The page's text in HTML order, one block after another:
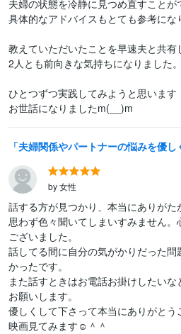
夫婦の状態を冷静に見つめ直すことが
具体的なアドバイスもとても参考にな
教えていただいたことを早速夫と共有
2人とも前向きな気持ちになりました。
ひとつずつ実践してみようと思います
お世話になりましたm(__)m
by 女性
話する方が見つかり、本当にありがた
思わず色々聞いてしまいすみません。
ございました。
話してる間に自分の気がかりだった
かったです。
また話すときはお電話お掛けしたいな
お願いします。
優しくして下さって本当にありがとう
映画見てみます☺︎＾＾